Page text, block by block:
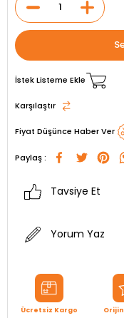
İstek Listeme Ekle
Karşılaştır
Fiyat Düşünce Haber Ver
Paylaş :
Tavsiye Et
Yorum Yaz
Ücretsiz Kargo